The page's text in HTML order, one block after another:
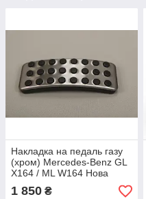
Накладка на педаль газу
(хром) Mercedes-Benz GL
X164 / ML W164 Нова
Оригінальна
1 850 ₴